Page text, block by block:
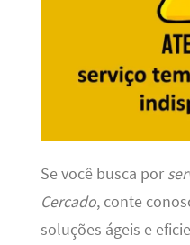
Se você busca por
Cercado, conte
soluções ágeis e